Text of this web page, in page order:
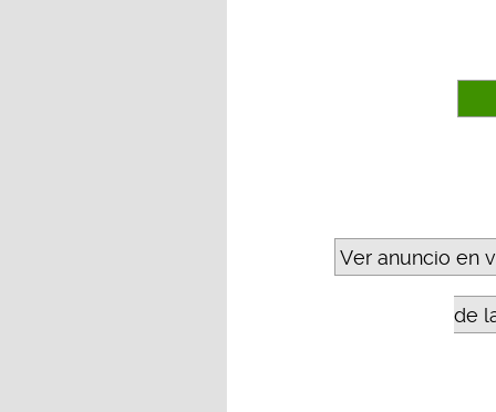
Ver anuncio en
de